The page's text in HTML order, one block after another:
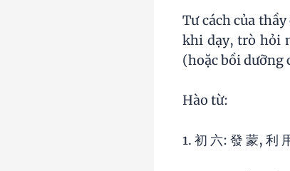
Tư cách của
khi dạy, trò hỏi
(hoặc bồi
Hào từ:
1. 初 六: 發 蒙, 利